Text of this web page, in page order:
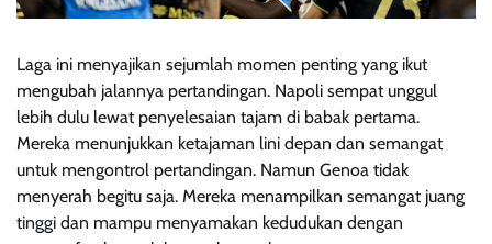
Laga ini menyajikan sejumlah momen penting yang ikut
mengubah jalannya pertandingan. Napoli sempat unggul
lebih dulu lewat penyelesaian tajam di babak pertama.
Mereka menunjukkan ketajaman lini depan dan semangat
untuk mengontrol pertandingan. Namun Genoa tidak
menyerah begitu saja. Mereka menampilkan semangat juang
tinggi dan mampu menyamakan kedudukan dengan